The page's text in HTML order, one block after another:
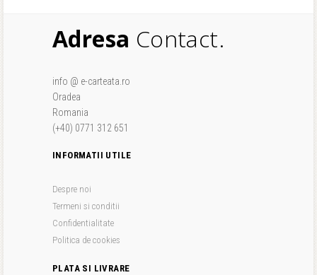
Adresa Contact.
info @ e-carteata.ro
Oradea
Romania
(+40) 0771 312 651
INFORMATII UTILE
Despre noi
Termeni si conditii
Confidentialitate
Politica de cookies
PLATA SI LIVRARE